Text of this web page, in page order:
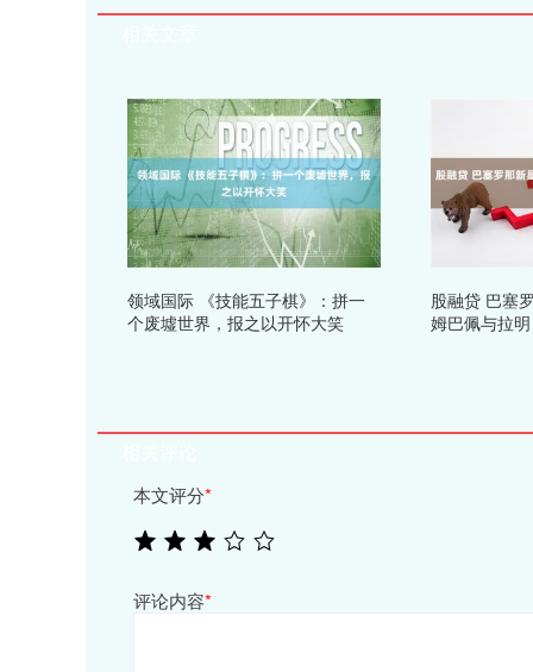
领域国际 《技能五子棋》：拼一
个废墟世界，报之以开怀大笑
股融贷 巴塞
姆巴佩与拉
本文评分*
评论内容*